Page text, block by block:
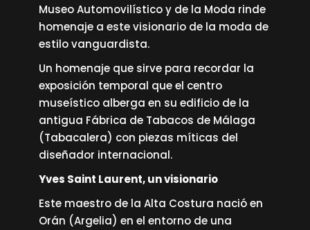
Museo Automovilístico y de la Moda rinde
homenaje a este visionario de la moda de
estilo vanguardista.
Un homenaje que sirve para recordar la
exposición temporal que el centro
museístico alberga en su edificio de la
antigua Fábrica de Tabacos de Málaga
(Tabacalera) con piezas míticas del
diseñador internacional.
Yves Saint Laurent, un visionario
Este maestro de la Alta Costura nació en
Orán (Argelia) en el entorno de una